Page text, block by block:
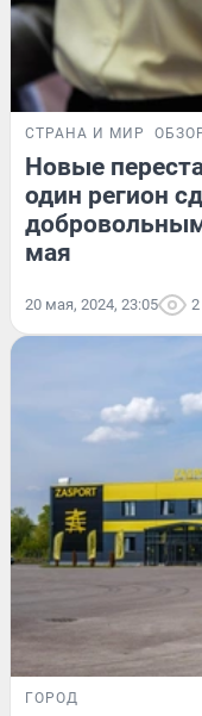
СТРАНА И МИР
Новые
один регион
мая
20 мая, 2024, 23:05
ГОРОД